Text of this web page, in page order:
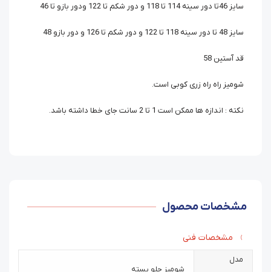
سایز 46تا دور سینه 114 تا 118 و دور شکم تا 122 ودور بازو تا 46
سایز 48 تا دور سینه 118 تا 122 و دور شکم تا 126 و دور بازو 48
قد آستین 58
شومیز راه راه زری کوبی است.
نکته : اندازه ها ممکن است 1 تا 2 سانت جای خطا داشته باشد.
مشخصات محصول
مشخصات فنی
مدل
شومیز جلو بسته